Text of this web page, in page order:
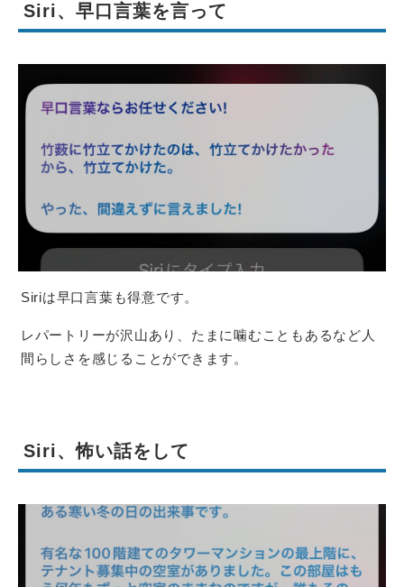
Siri、早口言葉を言って
Siriは早口言葉も得意です。
レパートリーが沢山あり、たまに噛むこともあるなど人
間らしさを感じることができます。
Siri、怖い話をして